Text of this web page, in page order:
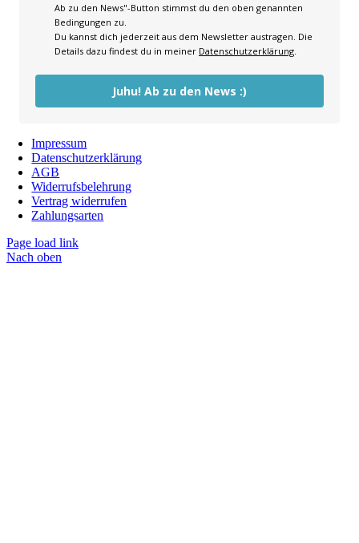
Ab zu den News"-Button stimmst du den oben genannten
Bedingungen zu.
Du kannst dich jederzeit aus dem Newsletter austragen. Die
Details dazu findest du in meiner Datenschutzerklärung
Juhu! Ab zu den News :)
Impressum
Datenschutzerklärung
AGB
Widerrufsbelehrung
Vertrag widerrufen
Zahlungsarten
Page load link
Nach oben